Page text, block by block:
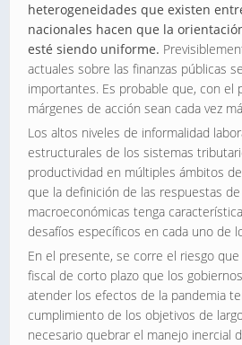
heterogeneidades que existen
nacionales hacen que la
esté siendo uniforme.
actuales sobre las finanzas públicas
importantes. Es probable que, con el
márgenes de acción sean cada vez
Los altos niveles de informalidad
estructurales de los sistemas
productividad en múltiples ámbitos
que la definición de las respuestas
macroeconómicas tenga
desafíos específicos en cada uno de
En el presente, se corre el riesgo
fiscal de corto plazo que los
atender los efectos de la pandemia
cumplimiento de los objetivos de
necesario quebrar el manejo inercial